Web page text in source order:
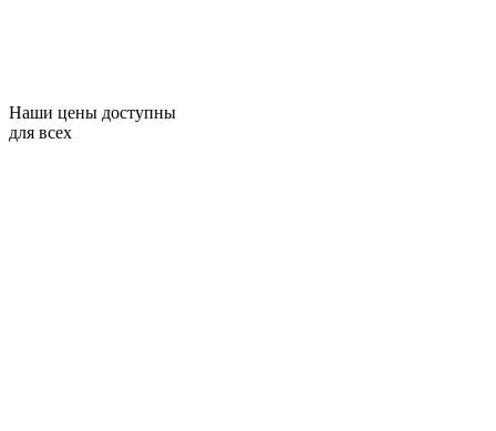
Наши цены доступны
для всех